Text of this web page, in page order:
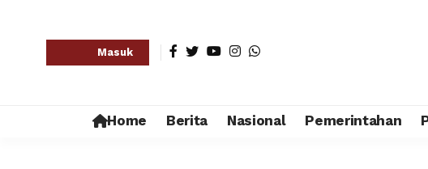
Masuk
Home Berita Nasional Pemerintahan